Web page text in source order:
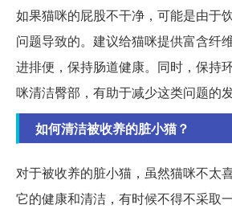
如果猫咪的屁股不干净，可能是由于
问题导致的。建议给猫咪提供富含纤
进排便，保持肠道健康。同时，保持
咪清洁臀部，有助于减少这类问题的发
如何清洁被收养的脏小猫？
对于被收养的脏小猫，虽然猫咪不太
它的健康和清洁，有时候不得不采取